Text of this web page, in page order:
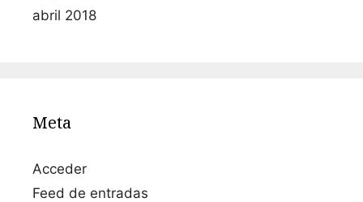
abril 2018
Meta
Acceder
Feed de entradas